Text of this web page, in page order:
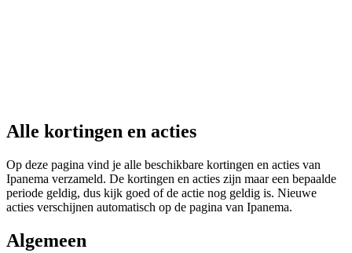
Alle kortingen en acties
Op deze pagina vind je alle beschikbare kortingen en acties van
Ipanema verzameld. De kortingen en acties zijn maar een bepaalde
periode geldig, dus kijk goed of de actie nog geldig is. Nieuwe
acties verschijnen automatisch op de pagina van Ipanema.
Algemeen